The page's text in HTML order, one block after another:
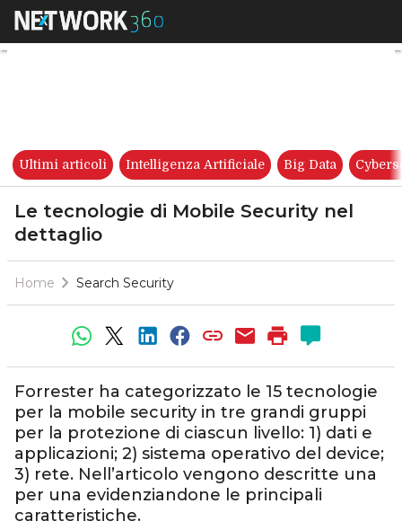
Le tecnologie di Mobile
Ultimi articoli Intelligenza Artificiale Big Data
Le tecnologie di Mobile Security nel
dettaglio
Home Search Security
Forrester ha categorizzato le 15 tecnologie
per la mobile security in tre grandi gruppi
per la protezione di ciascun livello: 1) dati e
applicazioni; 2) sistema operativo del device;
3) rete. Nell’articolo vengono descritte una
per una evidenziandone le principali
caratteristiche.